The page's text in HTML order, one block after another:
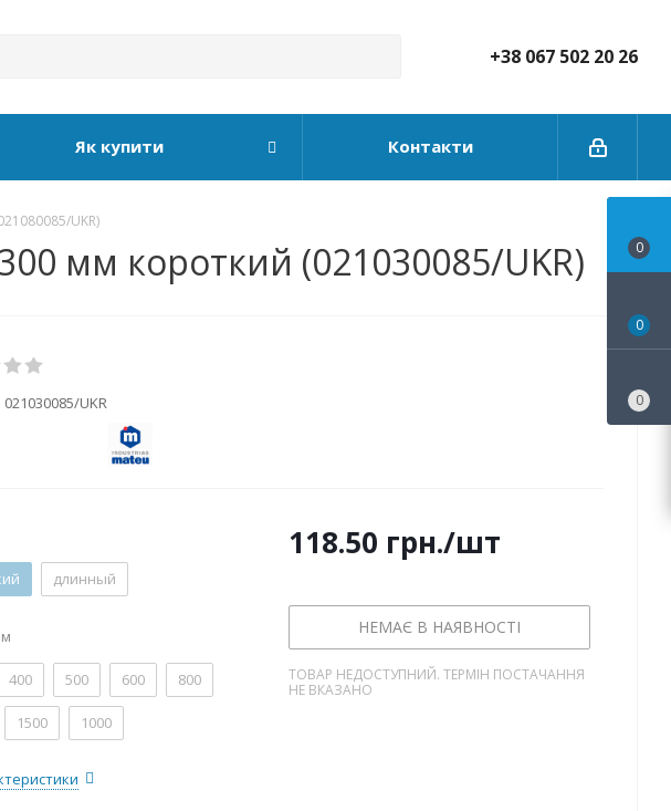
+38 067 502 20 26
Як купити Контакти
UKR)
мм короткий (021030085/UKR)
021030085/UKR
длинный
400 500 600 800
1500 1000
118.50 грн./шт
НЕМАЄ В НАЯВНОСТІ
ТОВАР НЕДОСТУПНИЙ. ТЕРМІН ПОСТАЧАННЯ
НЕ ВКАЗАНО
0
0
0